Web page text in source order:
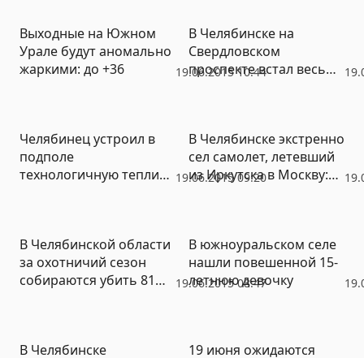
19.06.2015 10:44
Выходные на Южном
Урале будут аномально
жаркими: до +36
В Челябинске на
Свердловском
проспекте встал весь
19.06.2015 09:20
Челябинец устроил в
подполе
технологичную теплицу
В Челябинске экстренно
сел самолет, летевший
из Иркутска в Москву:
19.06.2015 08:47
В Челябинской области
за охотничий сезон
собираются убить 81
В южноуральском селе
нашли повешенной 15-
летнюю девочку
В Челябинске
19 июня ожидаются